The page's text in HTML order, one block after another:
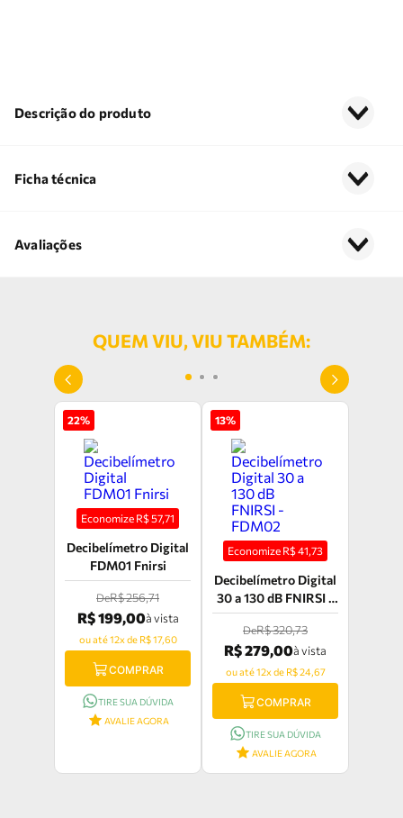
Descrição do produto
Ficha técnica
Avaliações
QUEM VIU, VIU TAMBÉM:
22%
Economize R$57,71
Decibelímetro Digital
FDM01 Fnirsi
DeR$ 256,71
R$ 199,00à vista
ou até 12x de R$ 17,60
COMPRAR
TIRE SUA DÚVIDA
AVALIE AGORA
13%
Economize R$41,73
Decibelímetro Digital
30 a 130 dB FNIRSI -
FDM02
DeR$ 320,73
R$ 279,00à vista
ou até 12x de R$ 24,67
COMPRAR
TIRE SUA DÚVIDA
AVALIE AGORA